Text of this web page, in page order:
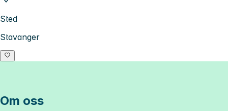
Sted
Stavanger
Om oss